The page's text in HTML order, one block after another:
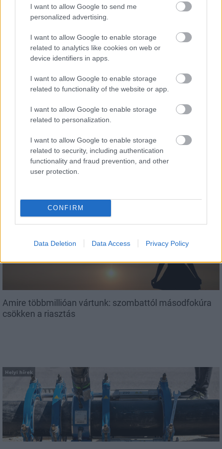
I want to allow Google to send me
personalized advertising.
I want to allow Google to enable storage
related to analytics like cookies on web or
device identifiers in apps.
I want to allow Google to enable storage
related to functionality of the website or app.
I want to allow Google to enable storage
related to personalization.
I want to allow Google to enable storage
related to security, including authentication
functionality and fraud prevention, and other
user protection.
CONFIRM
Data Deletion Data Access Privacy Policy
M1 bővítés: már zajlik a teljesen új
Bicske Kelet csomópont építése
Új gyalogosátkelők és jelzőlámpás
Másfélszeresére bővítik
Hódmezővásárhely jó hírű református
Amire többmillióan vártunk: szombattól másodfokúra
csökken a riasztás
Helyi hírek